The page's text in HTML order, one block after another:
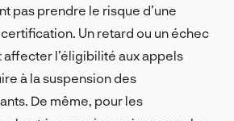
pas prendre le risque d’une
Un retard ou un échec
affecter l’éligibilité aux appels
à la suspension des
De même, pour les